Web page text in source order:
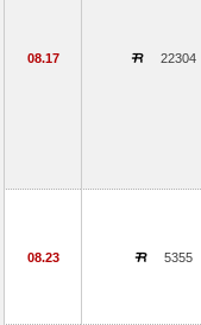
08.17 22304
08.23 5355